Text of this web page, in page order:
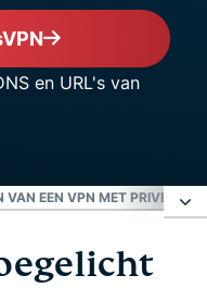
VAN EEN VPN MET PRIVÉ DNS